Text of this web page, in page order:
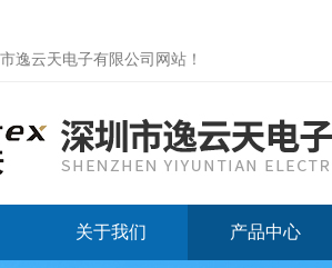
逸云天电子有限公司网站 ！
关于我们 产品中心